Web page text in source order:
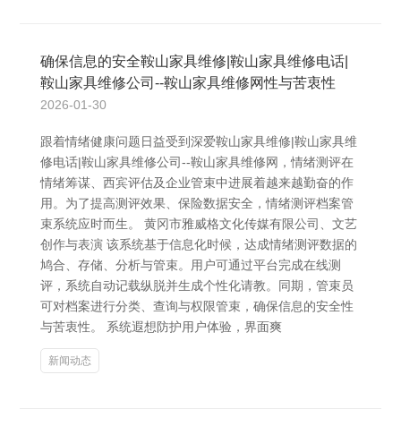
确保信息的安全鞍山家具维修|鞍山家具维修电话|
鞍山家具维修公司--鞍山家具维修网性与苦衷性
2026-01-30
跟着情绪健康问题日益受到深爱鞍山家具维修|鞍山家具维
修电话|鞍山家具维修公司--鞍山家具维修网，情绪测评在
情绪筹谋、西宾评估及企业管束中进展着越来越勤奋的作
用。为了提高测评效果、保险数据安全，情绪测评档案管
束系统应时而生。 黄冈市雅威格文化传媒有限公司、文艺
创作与表演 该系统基于信息化时候，达成情绪测评数据的
鸠合、存储、分析与管束。用户可通过平台完成在线测
评，系统自动记载纵脱并生成个性化请教。同期，管束员
可对档案进行分类、查询与权限管束，确保信息的安全性
与苦衷性。 系统遐想防护用户体验，界面爽
新闻动态